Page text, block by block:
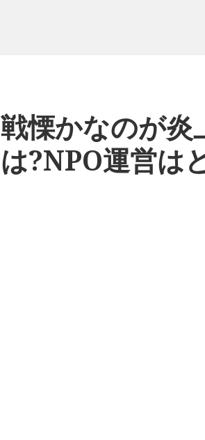
戦慄かなのが炎
は?NPO運営は